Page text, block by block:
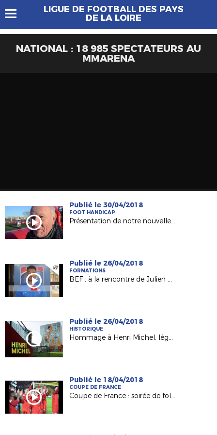
LIGUE DE FOOTBALL DES PAYS
DE LA LOIRE
NATIONAL : 18 985 SPECTATEURS AU
MMARENA
Publié le 30/04/2018
FOOT HANDICAP
Présentation de notre nouvelle Commission Handisport !
Publié le 26/04/2018
FORMATIONS
BEF : à la rencontre de Julien Bengon (Ancienne Château-Gontier)
Publié le 26/04/2018
HISTORIQUE
Hommage à Henri Michel, légende du foot français
Publié le 18/04/2018
COUPE DE FRANCE
Coupe de France : soirée de folie à la Beaujoire pour Les Herbiers !